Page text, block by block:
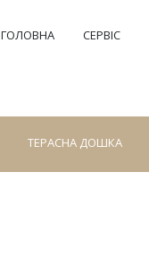
ГОЛОВНА СЕРВІС
ТЕРАСНА ДОШКА